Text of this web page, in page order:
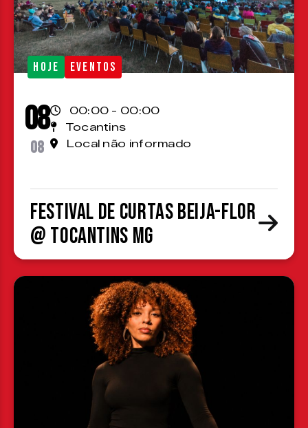
HOJE EVENTOS
08
08
00:00 - 00:00
Tocantins
Local não informado
Festival de Curtas Beija-Flor
@ Tocantins MG